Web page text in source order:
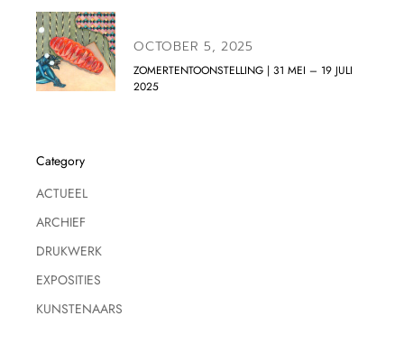
OCTOBER 5, 2025
ZOMERTENTOONSTELLING | 31 MEI – 19 JULI
2025
Category
ACTUEEL
ARCHIEF
DRUKWERK
EXPOSITIES
KUNSTENAARS